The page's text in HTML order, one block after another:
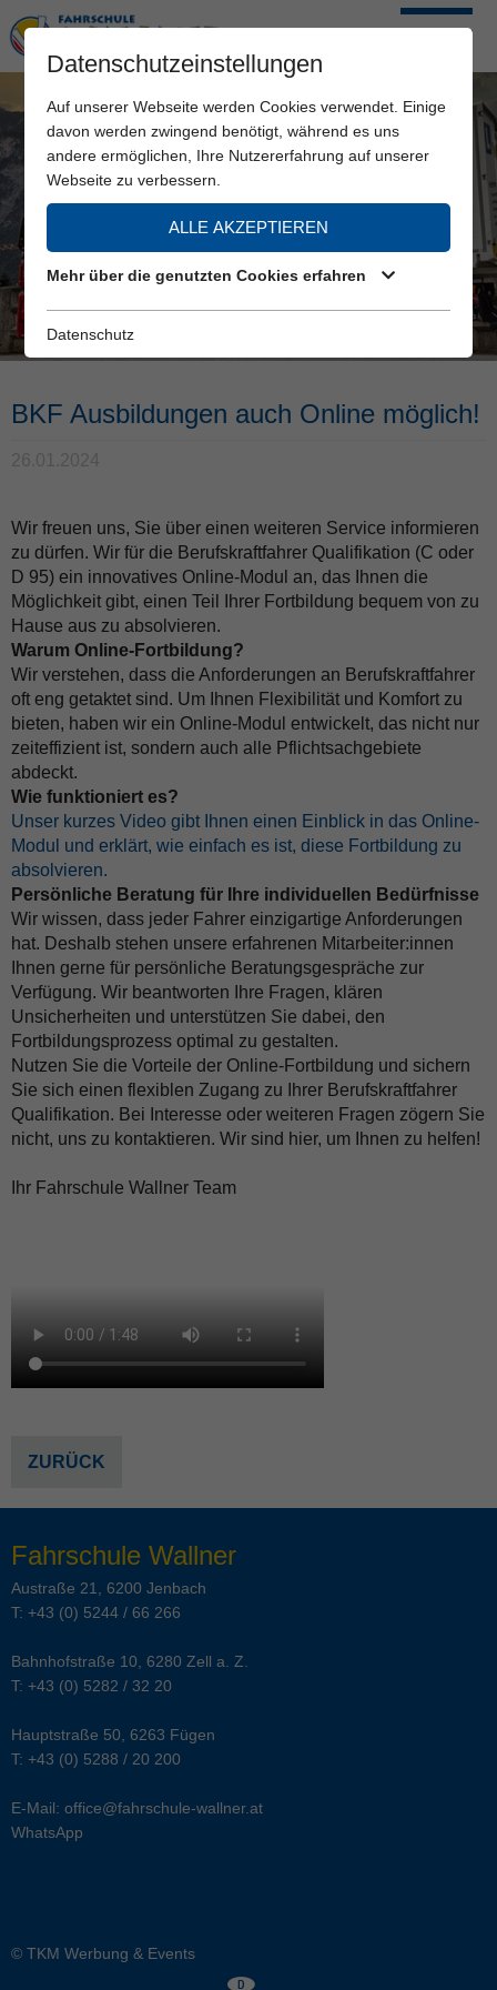
BKF Ausbildungen auch Online möglich!
Wir freuen uns, Sie über einen weiteren Service informieren
zu dürfen. Wir für die Berufskraftfahrer Qualifikation (C oder
D 95) ein innovatives Online-Modul an, das Ihnen die
Möglichkeit gibt, einen Teil Ihrer Fortbildung bequem von zu
Hause aus zu absolvieren.
Warum Online-Fortbildung?
Wir verstehen, dass die Anforderungen an Berufskraftfahrer
oft eng getaktet sind. Um Ihnen Flexibilität und Komfort zu
bieten, haben wir ein Online-Modul entwickelt, das nicht nur
zeiteffizient ist, sondern auch alle Pflichtsachgebiete
abdeckt.
Wie funktioniert es?
Unser kurzes Video gibt Ihnen einen Einblick in das Online-
Modul und erklärt, wie einfach es ist, diese Fortbildung zu
absolvieren.
Persönliche Beratung für Ihre individuellen Bedürfnisse
Wir wissen, dass jeder Fahrer einzigartige Anforderungen
hat. Deshalb stehen unsere erfahrenen Mitarbeiter:innen
Ihnen gerne für persönliche Beratungsgespräche zur
Verfügung. Wir beantworten Ihre Fragen, klären
Unsicherheiten und unterstützen Sie dabei, den
Fortbildungsprozess optimal zu gestalten.
Nutzen Sie die Vorteile der Online-Fortbildung und sichern
Sie sich einen flexiblen Zugang zu Ihrer Berufskraftfahrer
Qualifikation. Bei Interesse oder weiteren Fragen zögern Sie
nicht, uns zu kontaktieren. Wir sind hier, um Ihnen zu helfen!
Ihr Fahrschule Wallner Team
ZURÜCK
Fahrschule Wallner
Austraße 21, 6200 Jenbach
T: +43 (0) 5244 / 66 266
Bahnhofstraße 10, 6280 Zell a. Z.
T: +43 (0) 5282 / 32 20
Hauptstraße 50, 6263 Fügen
T: +43 (0) 5288 / 20 200
E-Mail: office@fahrschule-wallner.at
WhatsApp
© TKM Werbung & Events
Datenschutzeinstellungen
Auf unserer Webseite werden Cookies verwendet. Einige
davon werden zwingend benötigt, während es uns
andere ermöglichen, Ihre Nutzererfahrung auf unserer
Webseite zu verbessern.
ALLE AKZEPTIEREN
Mehr über die genutzten Cookies erfahren
Datenschutz